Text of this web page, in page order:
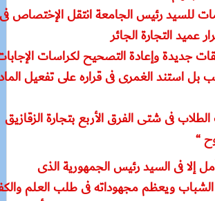
للسيد رئيس الجامعة انتقل الإختصاص
عميد التجارة الجائر
جديدة وإعادة التصحيح لكراسات
استند الغمرى فى قراره على تفعيل
فى شتى الفرق الأربع بتجارة الزقازيق
“
إلا فى السيد رئيس الجمهورية الذى
الشباب ويعظم مجهوداته فى طلب العلم